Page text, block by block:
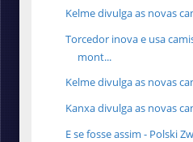
Kelme divulga as novas
Torcedor inova e usa
mont...
Kelme divulga as novas
Kanxa divulga as novas
E se fosse assim - Polski